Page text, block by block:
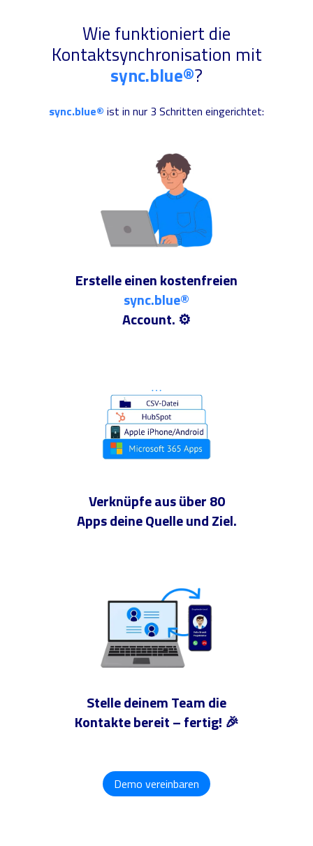
Wie funktioniert die
Kontaktsynchronisation mit
sync.blue®?
sync.blue® ist in nur 3 Schritten eingerichtet:
Erstelle einen kostenfreien
sync.blue®
Account. ⚙️
Verknüpfe aus über 80
Apps deine Quelle und Ziel.
Stelle deinem Team die
Kontakte bereit – fertig! 🎉
Demo vereinbaren